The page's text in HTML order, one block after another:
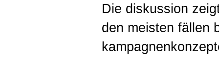
Die diskussion
den meisten fällen